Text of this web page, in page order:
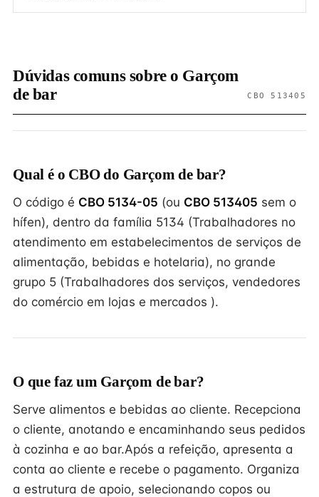
Dúvidas comuns sobre o Garçom
de bar
CBO 513405
Qual é o CBO do Garçom de bar?
O código é CBO 5134-05 (ou CBO 513405 sem o
hífen), dentro da família 5134 (Trabalhadores no
atendimento em estabelecimentos de serviços de
alimentação, bebidas e hotelaria), no grande
grupo 5 (Trabalhadores dos serviços, vendedores
do comércio em lojas e mercados ).
O que faz um Garçom de bar?
Serve alimentos e bebidas ao cliente. Recepciona
o cliente, anotando e encaminhando seus pedidos
à cozinha e ao bar.Após a refeição, apresenta a
conta ao cliente e recebe o pagamento. Organiza
a estrutura de apoio, selecionando copos ou